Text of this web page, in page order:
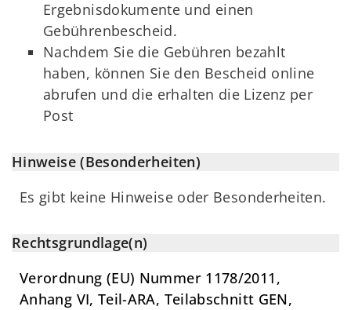
Ergebnisdokumente und einen
Gebührenbescheid.
Nachdem Sie die Gebühren bezahlt
haben, können Sie den Bescheid online
abrufen und die erhalten die Lizenz per
Post
Hinweise (Besonderheiten)
Es gibt keine Hinweise oder Besonderheiten.
Rechtsgrundlage(n)
Verordnung (EU) Nummer 1178/2011,
Anhang VI, Teil-ARA, Teilabschnitt GEN,